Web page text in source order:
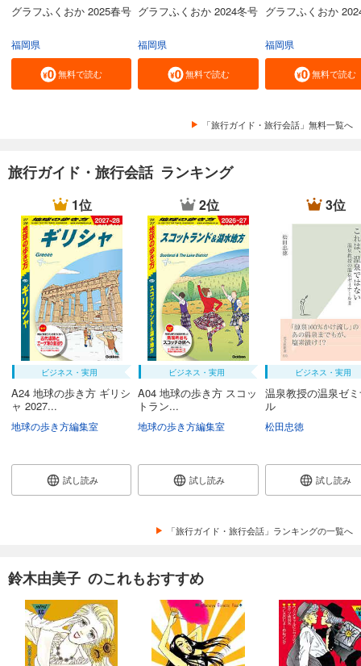
グラフふくおか 2025春号
福岡県
無料で読む
グラフふくおか 2024冬号
福岡県
無料で読む
グラフふくおか
福岡県
無料で読む
「旅行ガイド・旅行会話」無料一覧へ
旅行ガイド・旅行会話 ランキング
1位
ビジネス・実用
A24 地球の歩き方 ギリシ
ャ 2027...
地球の歩き方編集室
試し読み
2位
ビジネス・実用
A04 地球の歩き方 スコッ
トラン...
地球の歩き方編集室
試し読み
3位
ビジネス・実用
温泉教授の温泉ゼ
ル
松田忠徳
試し読み
「旅行ガイド・旅行会話」ランキングの一覧へ
鈴木由美子 のこれもおすすめ